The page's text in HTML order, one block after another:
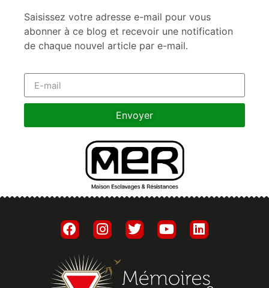
Saisissez votre adresse e-mail pour vous
abonner à ce blog et recevoir une notification
de chaque nouvel article par e-mail.
Envoyer